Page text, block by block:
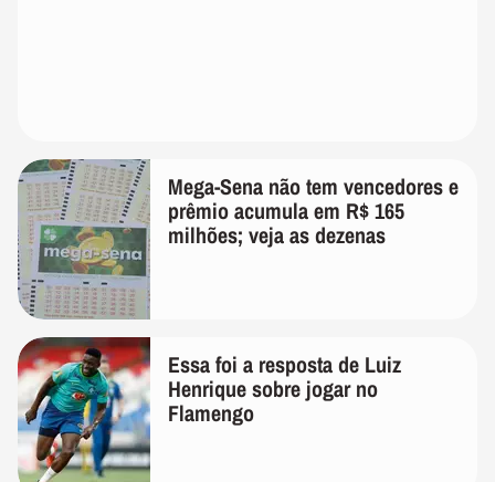
Mega-Sena não tem vencedores e
prêmio acumula em R$ 165
milhões; veja as dezenas
Essa foi a resposta de Luiz
Henrique sobre jogar no
Flamengo